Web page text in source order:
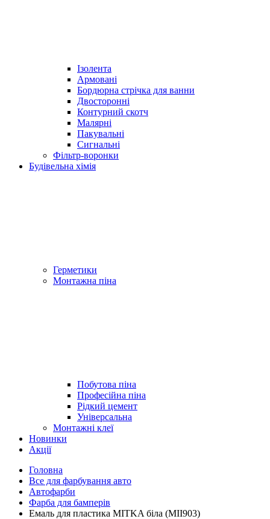
Ізолента
Армовані
Бордюрна стрічка для ванни
Двосторонні
Контурний скотч
Малярні
Пакувальні
Сигнальні
Фільтр-воронки
Будівельна хімія
Герметики
Монтажна піна
Побутова піна
Професійна піна
Рідкий цемент
Універсальна
Монтажні клеї
Новинки
Акції
Головна
Все для фарбування авто
Автофарби
Фарба для бамперів
Емаль для пластика MITKA біла (MII903)